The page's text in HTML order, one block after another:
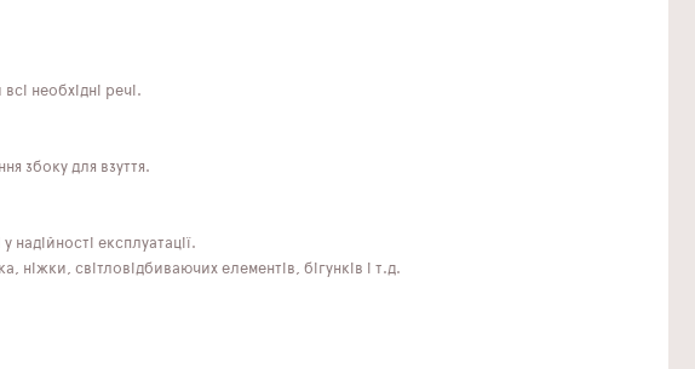
необхідні речі.
збоку для взуття.
експлуатації.
світловідбиваючих елементів, бігунків і т.д.